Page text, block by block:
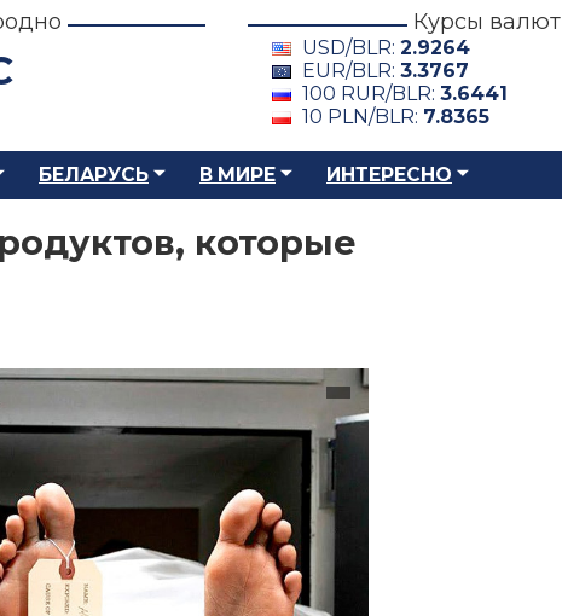
Курсы валют
USD/BLR: 2.9264
EUR/BLR: 3.3767
100 RUR/BLR: 3.6441
10 PLN/BLR: 7.8365
БЕЛАРУСЬ В МИРЕ ИНТЕРЕСНО
которые